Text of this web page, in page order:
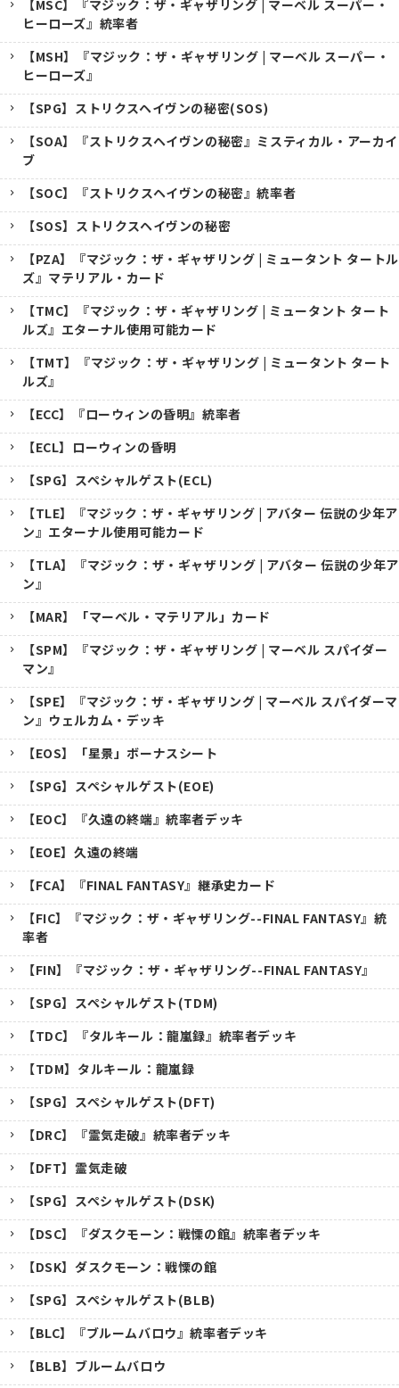
【MSC】『マジック：ザ・ギャザリング | マーベル スーパー・
ヒーローズ』統率者
【MSH】『マジック：ザ・ギャザリング | マーベル スーパー・
ヒーローズ』
【SPG】ストリクスヘイヴンの秘密(SOS)
【SOA】『ストリクスヘイヴンの秘密』ミスティカル・アーカイ
ブ
【SOC】『ストリクスヘイヴンの秘密』統率者
【SOS】ストリクスヘイヴンの秘密
【PZA】『マジック：ザ・ギャザリング | ミュータント タートル
ズ』マテリアル・カード
【TMC】『マジック：ザ・ギャザリング | ミュータント タート
ルズ』エターナル使用可能カード
【TMT】『マジック：ザ・ギャザリング | ミュータント タート
ルズ』
【ECC】『ローウィンの昏明』統率者
【ECL】ローウィンの昏明
【SPG】スペシャルゲスト(ECL)
【TLE】『マジック：ザ・ギャザリング | アバター 伝説の少年ア
ン』エターナル使用可能カード
【TLA】『マジック：ザ・ギャザリング | アバター 伝説の少年ア
ン』
【MAR】「マーベル・マテリアル」カード
【SPM】『マジック：ザ・ギャザリング | マーベル スパイダー
マン』
【SPE】『マジック：ザ・ギャザリング | マーベル スパイダーマ
ン』ウェルカム・デッキ
【EOS】「星景」ボーナスシート
【SPG】スペシャルゲスト(EOE)
【EOC】『久遠の終端』統率者デッキ
【EOE】久遠の終端
【FCA】『FINAL FANTASY』継承史カード
【FIC】『マジック：ザ・ギャザリング--FINAL FANTASY』統
率者
【FIN】『マジック：ザ・ギャザリング--FINAL FANTASY』
【SPG】スペシャルゲスト(TDM)
【TDC】『タルキール：龍嵐録』統率者デッキ
【TDM】タルキール：龍嵐録
【SPG】スペシャルゲスト(DFT)
【DRC】『霊気走破』統率者デッキ
【DFT】霊気走破
【SPG】スペシャルゲスト(DSK)
【DSC】『ダスクモーン：戦慄の館』統率者デッキ
【DSK】ダスクモーン：戦慄の館
【SPG】スペシャルゲスト(BLB)
【BLC】『ブルームバロウ』統率者デッキ
【BLB】ブルームバロウ